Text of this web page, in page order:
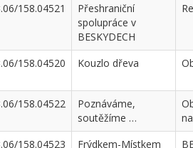
158.04521
Přeshraniční
spolupráce v
BESKYDECH
158.04520 Kouzlo dřeva
158.04522
Poznáváme,
soutěžíme …
158.04523
Frýdkem-Místkem